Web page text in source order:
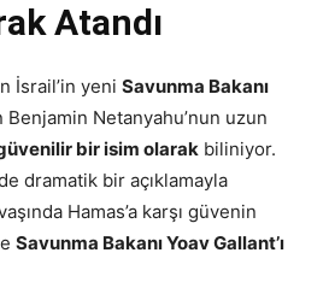
Atandı
İsrail’in yeni Savunma Bakanı
Benjamin Netanyahu’nun uzun
bir isim olarak biliniyor.
dramatik bir açıklamayla
Hamas’a karşı güvenin
Savunma Bakanı Yoav Gallant’ı